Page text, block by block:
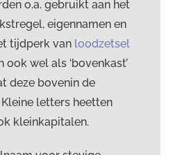
o.a. gebruikt aan het
eigennamen en
tijdperk van loodzetsel
wel als ‘bovenkast’
deze bovenin de
letters heetten
kleinkapitalen.